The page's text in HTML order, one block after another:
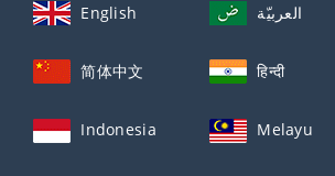
English العربيّة
简体中文 हिन्दी
Indonesia Melayu